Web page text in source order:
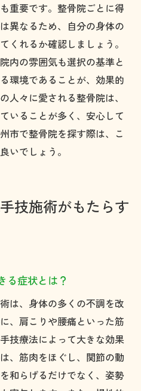
重要です。整骨院ごとに得
異なるため、自分の身体の
くれるか確認しましょう。
内の雰囲気も選択の基準と
環境であることが、効果的
人々に愛される整骨院は、
いることが多く、安心して
市で整骨院を探す際は、こ
いでしょう。
技施術がもたらす
る症状とは？
は、身体の多くの不調を改
、肩こりや腰痛といった筋
技療法によって大きな効果
、筋肉をほぐし、関節の動
和らげるだけでなく、姿勢